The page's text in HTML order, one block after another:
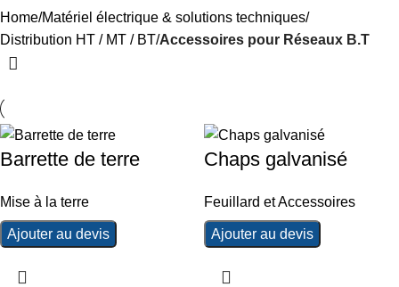
Home Matériel électrique & solutions techniques
Distribution HT / MT / BT Accessoires pour Réseaux B.T
Barrette de terre
Mise à la terre
Ajouter au devis
Chaps galvanisé
Feuillard et Accessoires
Ajouter au devis